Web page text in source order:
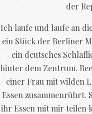
der
Ich laufe und laufe an
ein Stück der Berliner
ein deutsches
hinter dem Zentrum.
einer Frau mit wilden
Essen zusammenrührt.
ihr Essen mit mir teilen